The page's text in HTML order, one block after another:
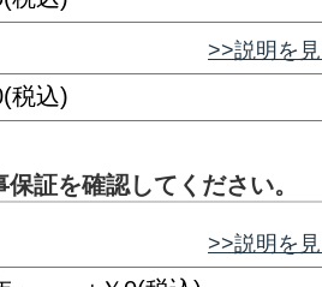
>>説明を
証を確認してください。
>>説明を